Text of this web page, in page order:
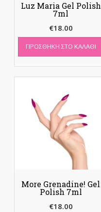
Luz Maria Gel Polish
7ml
€18.00
ΠΡΟΣΘΉΚΗ ΣΤΟ ΚΑΛΆΘΙ
More Grenadine! Gel
Polish 7ml
€18.00